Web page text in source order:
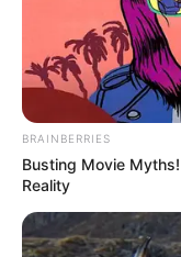
BRAINBERRIES
Busting Movie
Reality